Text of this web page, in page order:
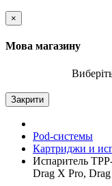
×
Мова магазину
Закрити
Pod-системы
Картриджи и
Испаритель
Drag X Pro,